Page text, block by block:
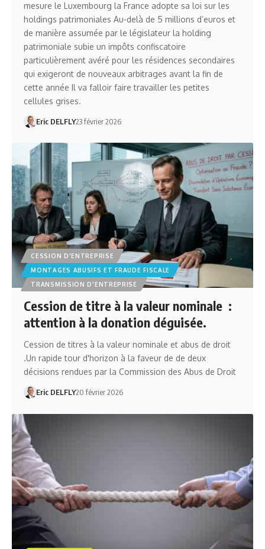
mesure le Luxembourg la France adopte sa loi sur les
holdings patrimoniales Au-delà de 5 millions d’euros et
de manière assumée par le législateur la holding
patrimoniale subie un impôts confiscatoire
particulièrement avéré pour les résidences secondaires
qui exigeront de nouveaux arbitrages avant la fin de
cette année Il va falloir faire travailler les petites
cellules grises.
Eric DELFLY23 février 2026
CESSION D'ENTREPRISE
MONTAGES ABUSIFS ET FRAUDE FISCALE
TRANSMISSION D'ENTREPRISE
Cession de titre à la valeur nominale :
attention à la donation déguisée.
Cession de titres à la valeur nominale et abus de droit
.Un rapide tour d'horizon à la faveur de de deux
décisions rendues par la Commission des Abus de Droit
Eric DELFLY20 février 2026